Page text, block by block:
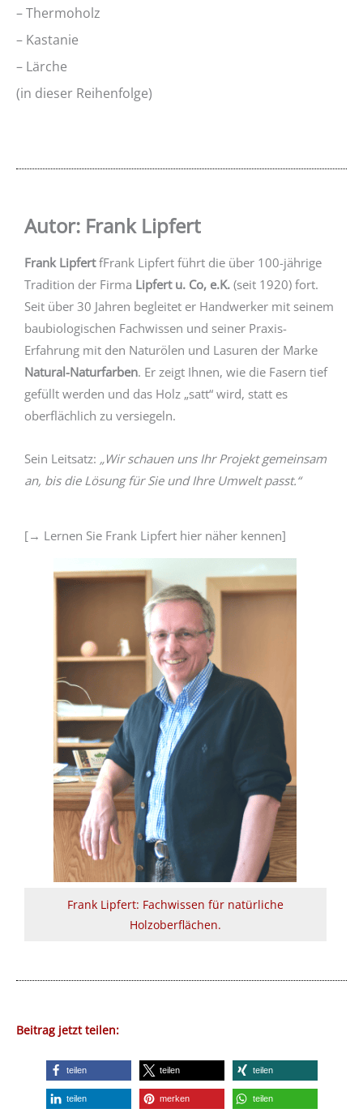
– Thermoholz
– Kastanie
– Lärche
(in dieser Reihenfolge)
Autor: Frank Lipfert
Frank LipfertfFrank Lipfert führt die über 100-jährige
Tradition der Firma Lipfert u. Co, e.K. (seit 1920) fort.
Seit über 30 Jahren begleitet er Handwerker mit seinem
baubiologischen Fachwissen und seiner Praxis-
Erfahrung mit den Naturölen und Lasuren der Marke
Natural-Naturfarben. Er zeigt Ihnen, wie die Fasern tief
gefüllt werden und das Holz „satt“ wird, statt es
oberflächlich zu versiegeln.
Sein Leitsatz: „Wir schauen uns Ihr Projekt gemeinsam
an, bis die Lösung für Sie und Ihre Umwelt passt.“
[→ Lernen Sie Frank Lipfert hier näher kennen]
Frank Lipfert: Fachwissen für natürliche
Holzoberflächen.
Beitrag jetzt teilen:
teilen teilen teilen
teilen merken teilen